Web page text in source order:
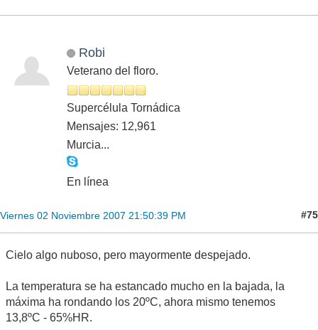
Robi
Veterano del floro.
Supercélula Tornádica
Mensajes: 12,961
Murcia...
En línea
Viernes 02 Noviembre 2007 21:50:39 PM #75
Cielo algo nuboso, pero mayormente despejado.
La temperatura se ha estancado mucho en la bajada, la
máxima ha rondando los 20ºC, ahora mismo tenemos
13,8ºC - 65%HR.